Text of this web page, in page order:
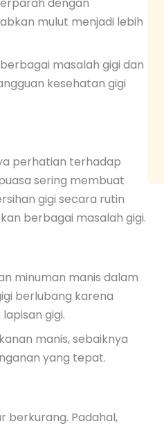
mulut menjadi lebih
masalah gigi dan
kesehatan gigi
perhatian terhadap
sering membuat
gigi secara rutin
berbagai masalah gigi.
minuman manis dalam
berlubang karena
gigi.
manis, sebaiknya
yang tepat.
berkurang. Padahal,